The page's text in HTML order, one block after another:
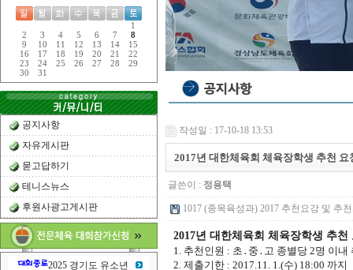
1
2
3 4 5 6 7
8
9
10 11 12 13 14
15
16
17 18 19 20 21
22
23
24 25 26 27 28
29
30
31
공지사항
자유게시판
묻고답하기
테니스뉴스
후원사광고게시판
2025 경기도 유소년
작성일 : 17-10-18 13:53
2017년 대한체육회 체육장학생 추천 요
글쓴이 : 정용택
1017 (종목육성과) 2017 추천요강 및 추
2017년 대한체육회 체육장학생 추천
1. 추천인원 : 초 ․ 중 ․ 고 종별당 2명 이내
2. 제출기한 : 2017.11. 1.(수) 18:00 까지